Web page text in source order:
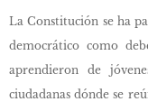
La Constitución se ha
democrático como
aprendieron de
ciudadanas dónde se